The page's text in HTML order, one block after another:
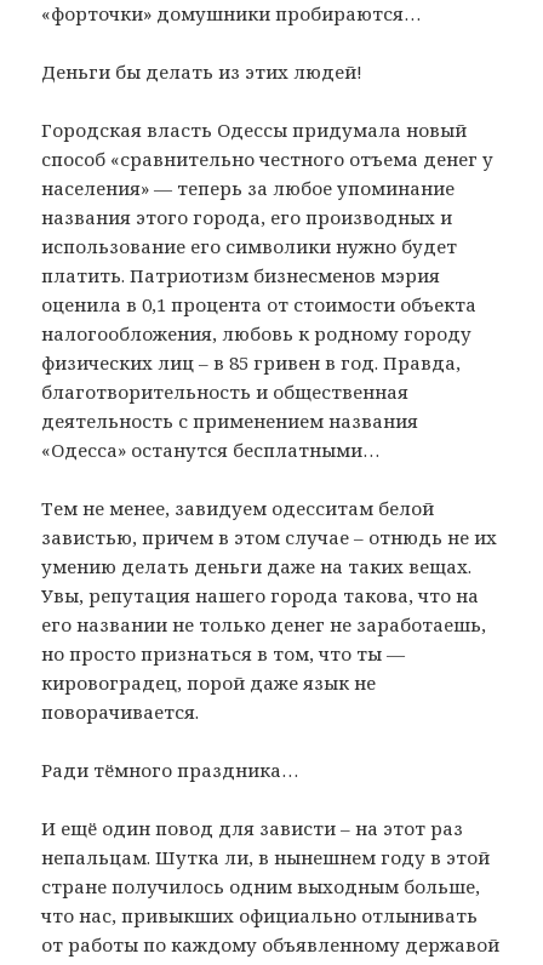
«форточки» домушники пробираются…
Деньги бы делать из этих людей!
Городская власть Одессы придумала новый
способ «сравнительно честного отъема денег у
населения» — теперь за любое упоминание
названия этого города, его производных и
использование его символики нужно будет
платить. Патриотизм бизнесменов мэрия
оценила в 0,1 процента от стоимости объекта
налогообложения, любовь к родному городу
физических лиц – в 85 гривен в год. Правда,
благотворительность и общественная
деятельность с применением названия
«Одесса» останутся бесплатными…
Тем не менее, завидуем одесситам белой
завистью, причем в этом случае – отнюдь не их
умению делать деньги даже на таких вещах.
Увы, репутация нашего города такова, что на
его названии не только денег не заработаешь,
но просто признаться в том, что ты —
кировоградец, порой даже язык не
поворачивается.
Ради тёмного праздника…
И ещё один повод для зависти – на этот раз
непальцам. Шутка ли, в нынешнем году в этой
стране получилось одним выходным больше,
что нас, привыкших официально отлынивать
от работы по каждому объявленному державой